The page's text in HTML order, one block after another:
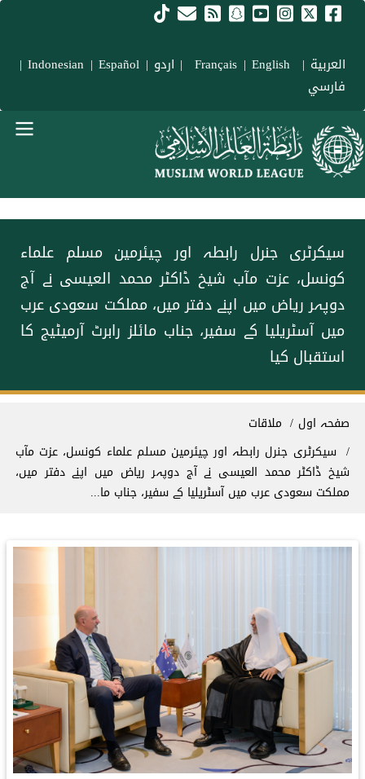
Skip to main content
العربية |
Français
| English
| اردو |
Indonesian |Español
|
فارسي
سیکرٹری جنرل رابطہ اور چیئرمین مسلم علماء
کونسل، عزت مآب شیخ ڈاکٹر محمد العیسی نے آج
دوپہر ریاض میں اپنے دفتر میں، مملکت سعودی عرب
میں آسٹریلیا کے سفیر، جناب مائلز رابرٹ آرمیٹیج کا
استقبال کیا
Breadcrumb
صفحہ اول
ملاقات
سیکرٹری جنرل رابطہ اور چیئرمین مسلم علماء کونسل، عزت مآب
شیخ ڈاکٹر محمد العیسی نے آج دوپہر ریاض میں اپنے دفتر میں،
مملکت سعودی عرب میں آسٹریلیا کے سفیر، جناب ما...